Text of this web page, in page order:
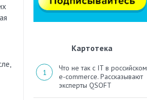
Картотека
Что не так с IT в российском
e-commerce. Рассказывают
эксперты QSOFT